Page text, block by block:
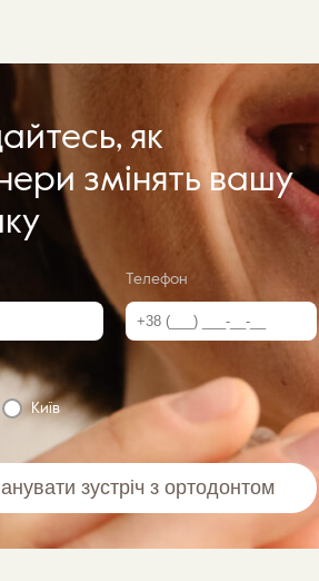
як
змінять вашу
Телефон
Київ